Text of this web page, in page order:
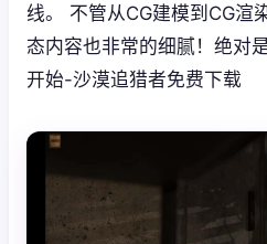
线。 不管从CG建模到CG渲
态内容也非常的细腻！绝对
开始-沙漠追猎者免费下载